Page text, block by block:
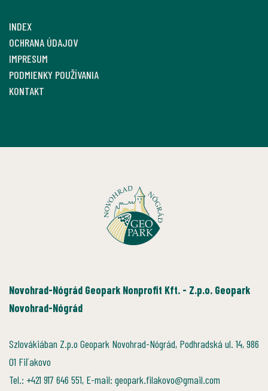
INDEX
OCHRANA ÚDAJOV
IMPRESUM
PODMIENKY POUŽÍVANIA
KONTAKT
Novohrad-Nógrád Geopark Nonprofit Kft. - Z.p.o. Geopark
Novohrad-Nógrád
Szlovákiában Z.p.o Geopark Novohrad-Nógrád, Podhradská ul. 14, 986
01 Fiľakovo
Tel.: +421 917 646 551, E-mail: geopark.filakovo@gmail.com